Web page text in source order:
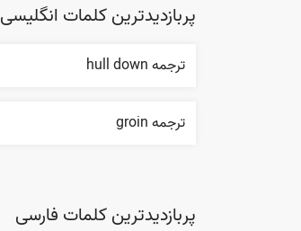
پربازدیدترین کلمات انگلیسی
ترجمه hull down
ترجمه groin
پربازدیدترین کلمات فارسی